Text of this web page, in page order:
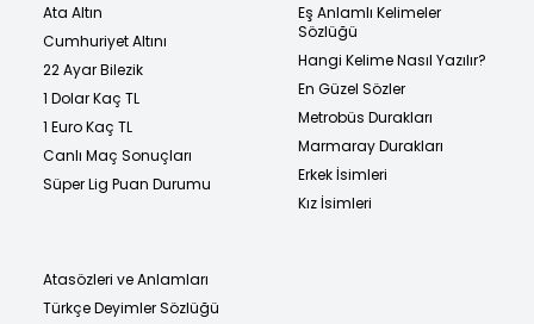
Ata Altın
Cumhuriyet Altını
22 Ayar Bilezik
1 Dolar Kaç TL
1 Euro Kaç TL
Canlı Maç Sonuçları
Süper Lig Puan Durumu
Eş Anlamlı Kelimeler
Sözlüğü
Hangi Kelime Nasıl Yazılır?
En Güzel Sözler
Metrobüs Durakları
Marmaray Durakları
Erkek İsimleri
Kız İsimleri
Atasözleri ve Anlamları
Türkçe Deyimler Sözlüğü